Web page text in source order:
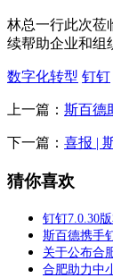
林总一行此次莅
续帮助企业和组
数字化转型 钉钉
上一篇： 斯百德
下一篇： 喜报 |
猜你喜欢
钉钉7.0.30
斯百德携手
关于公布合
合肥助力中